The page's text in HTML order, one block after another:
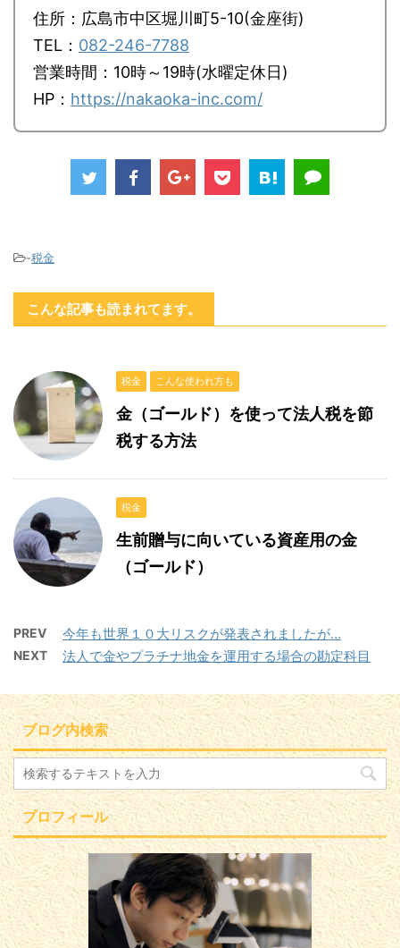
住所：広島市中区堀川町5-10(金座街)
TEL： 082-246-7788
営業時間：10時～19時(水曜定休日)
HP： https://nakaoka-inc.com/
-税金
こんな記事も読まれてます。
税金 こんな使われ方も
金（ゴールド）を使って法人税を節
税する方法
税金
生前贈与に向いている資産用の金
（ゴールド）
PREV 今年も世界１０大リスクが発表されましたが…
NEXT 法人で金やプラチナ地金を運用する場合の勘定科目
ブログ内検索
プロフィール